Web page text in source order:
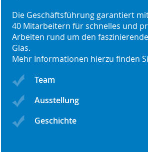
Die Geschäftsführung garantiert
40 Mitarbeitern für schnelles und
Arbeiten rund um den
Glas.
Mehr Informationen hierzu finden
Team
Ausstellung
Geschichte